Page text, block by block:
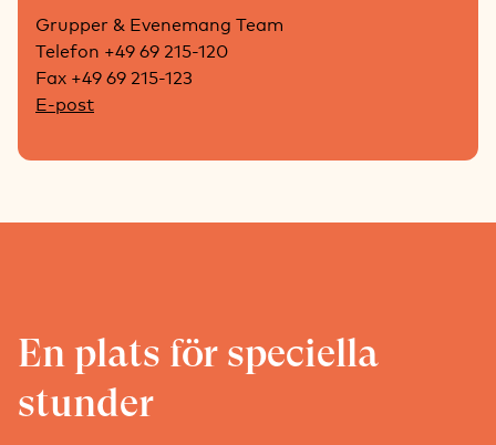
Grupper & Evenemang Team
Telefon +49 69 215-120
Fax +49 69 215-123
E-post
En plats för speciella
stunder